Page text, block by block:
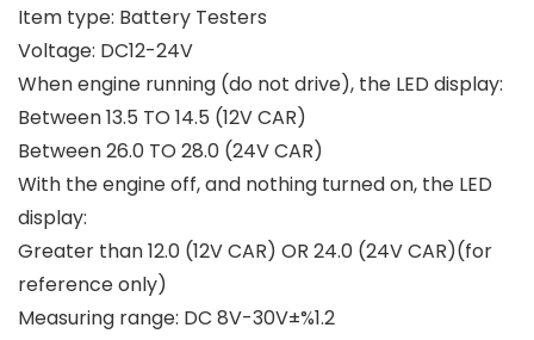
Item type: Battery Testers
Voltage: DC12-24V
When engine running (do not drive), the LED display:
Between 13.5 TO 14.5 (12V CAR)
Between 26.0 TO 28.0 (24V CAR)
With the engine off, and nothing turned on, the LED
display:
Greater than 12.0 (12V CAR) OR 24.0 (24V CAR)(for
reference only)
Measuring range: DC 8V-30V±%1.2